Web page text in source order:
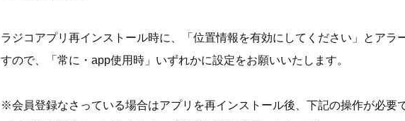
ラジコアプリ再インストール時に、「位置情報を有効にしてください」とアラ
すので、「常に・app使用時」いずれかに設定をお願いいたします。
※会員登録なさっている場合はアプリを再インストール後、下記の操作が必要